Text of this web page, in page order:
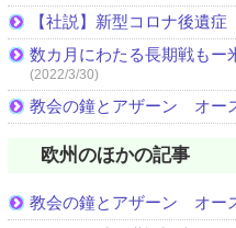
【社説】新型コロナ後遺
数カ月にわたる長期戦もー
(2022/3/30)
教会の鐘とアザーン オー
欧州のほかの記事
教会の鐘とアザーン オー